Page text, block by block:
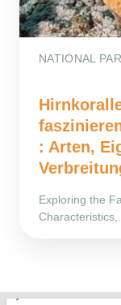
NATIONAL
: Arten,
Exploring the
Characteristics,...